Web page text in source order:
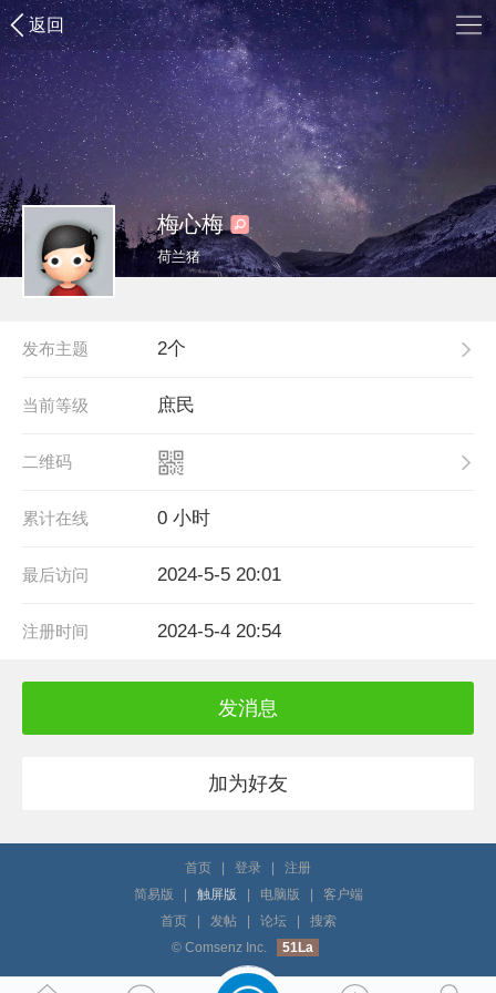
返回
梅心梅
荷兰猪
2个
发布主题
庶民
当前等级
二维码
0 小时
累计在线
2024-5-5 20:01
最后访问
2024-5-4 20:54
注册时间
发消息
加为好友
首页 登录
注册
简易版
触屏版 电脑版
客户端
首页
发帖 论坛
搜索
© Comsenz Inc.
51La